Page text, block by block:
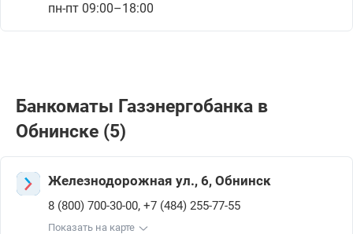
пн-пт 09:00–18:00
Банкоматы Газэнергобанкa в
Обнинске (5)
Железнодорожная ул., 6, Обнинск
8 (800) 700-30-00, +7 (484) 255-77-55
Показать на карте